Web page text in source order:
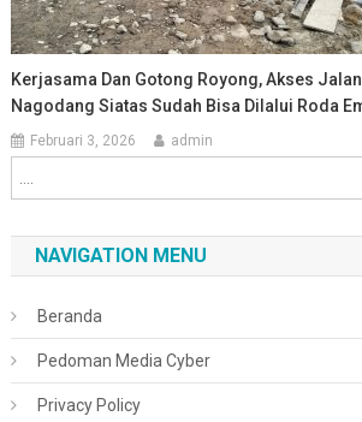
Kerjasama Dan Gotong Royong, Akses
Nagodang Siatas Sudah Bisa Dilalui Roda
Februari 3, 2026 admin
NAVIGATION MENU
Beranda
Pedoman Media Cyber
Privacy Policy